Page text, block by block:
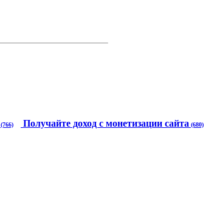
(766) Получайте доход с монетизации сайта (680)